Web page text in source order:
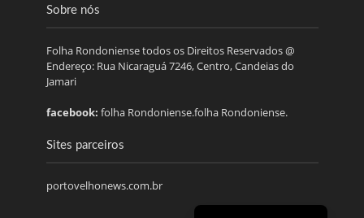
Sobre nós
Folha Rondoniense todos os Direitos Reservados @
Endereço: Rua Nicaraguá 7246, Centro, Candeias do
Jamari
facebook: folha Rondoniense.folha Rondoniense.
Sites parceiros
portovelhonews.com.br